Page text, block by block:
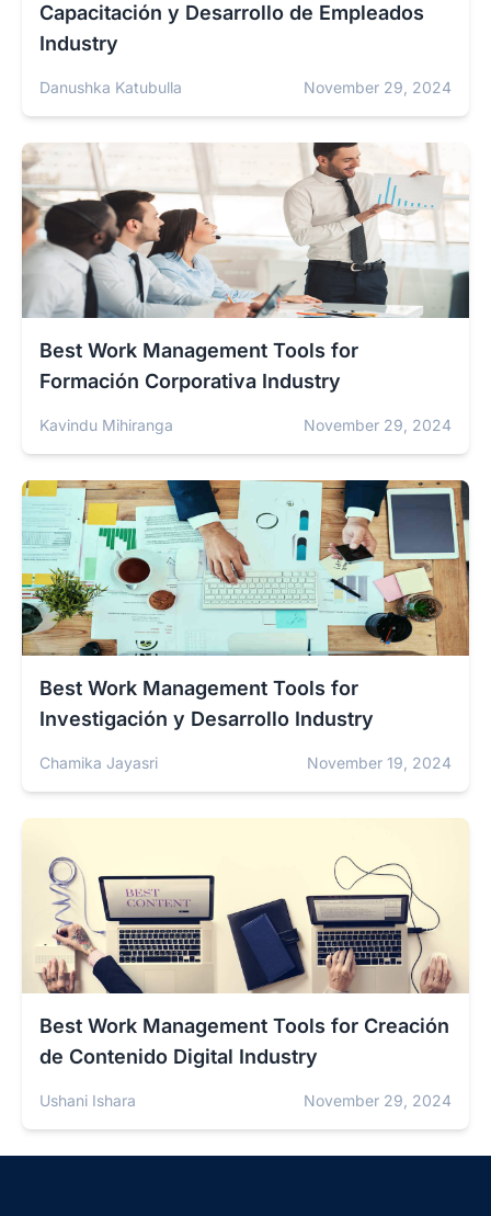
Capacitación y Desarrollo de Empleados
Industry
Danushka Katubulla November 29, 2024
Best Work Management Tools for
Formación Corporativa Industry
Kavindu Mihiranga November 29, 2024
Best Work Management Tools for
Investigación y Desarrollo Industry
Chamika Jayasri November 19, 2024
Best Work Management Tools for Creación
de Contenido Digital Industry
Ushani Ishara November 29, 2024